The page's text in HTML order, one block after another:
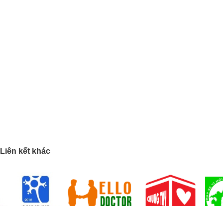
Liên kết khác